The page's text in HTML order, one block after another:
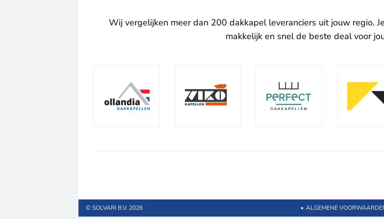
Wij vergelijken meer dan 200 dakkapel leveranciers uit jouw regio.
makkelijk en snel de beste deal voor
© SOLVARI B.V. 2026 • ALGEMENE